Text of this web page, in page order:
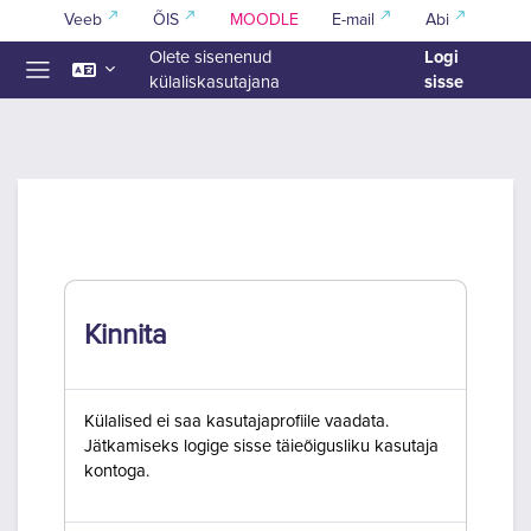
Jäta vahele peasisuni
Veeb ÕIS MOODLE E-mail Abi
Olete sisenenud
külaliskasutajana
Logi
sisse
Kinnita
Külalised ei saa kasutajaprofiile vaadata.
Jätkamiseks logige sisse täieõigusliku kasutaja
kontoga.